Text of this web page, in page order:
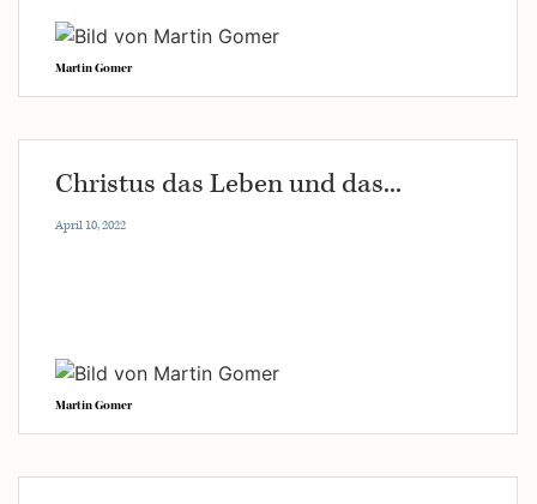
Martin Gomer
Christus das Leben und das...
April 10, 2022
Martin Gomer